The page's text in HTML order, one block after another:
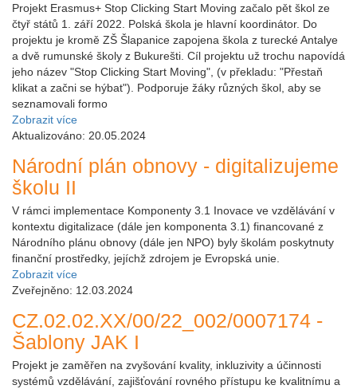
Projekt Erasmus+ Stop Clicking Start Moving začalo pět škol ze
čtyř států 1. září 2022. Polská škola je hlavní koordinátor. Do
projektu je kromě ZŠ Šlapanice zapojena škola z turecké Antalye
a dvě rumunské školy z Bukurešti. Cíl projektu už trochu napovídá
jeho název "Stop Clicking Start Moving", (v překladu: "Přestaň
klikat a začni se hýbat"). Podporuje žáky různých škol, aby se
seznamovali formo
Zobrazit více
Aktualizováno: 20.05.2024
Národní plán obnovy - digitalizujeme
školu II
V rámci implementace Komponenty 3.1 Inovace ve vzdělávání v
kontextu digitalizace (dále jen komponenta 3.1) financované z
Národního plánu obnovy (dále jen NPO) byly školám poskytnuty
finanční prostředky, jejíchž zdrojem je Evropská unie.
Zobrazit více
Zveřejněno: 12.03.2024
CZ.02.02.XX/00/22_002/0007174 -
Šablony JAK I
Projekt je zaměřen na zvyšování kvality, inkluzivity a účinnosti
systémů vzdělávání, zajišťování rovného přístupu ke kvalitnímu a